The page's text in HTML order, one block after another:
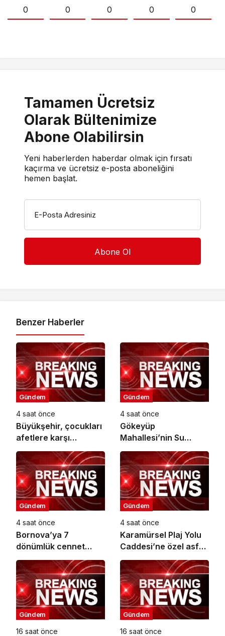
0 0 0 0 0
Tamamen Ücretsiz
Olarak Bültenimize
Abone Olabilirsin
Yeni haberlerden haberdar olmak için fırsatı
kaçırma ve ücretsiz e-posta aboneliğini
hemen başlat.
E-Posta Adresiniz
Benzer Haberler
Gündem
4 saat önce
Büyükşehir, çocukları
afetlere karşı
bilinçlendiriyor
Gündem
4 saat önce
Gökeyüp
Mahallesi’nin Su
Sorunu Çözüme
Kavuşturuldu
Gündem
4 saat önce
Bornova’ya 7
dönümlük cennet
bahçesi
Gündem
4 saat önce
Karamürsel Plaj Yolu
Caddesi’ne özel asfalt
dokunuşu
Gündem
16 saat önce
Gündem
16 saat önce